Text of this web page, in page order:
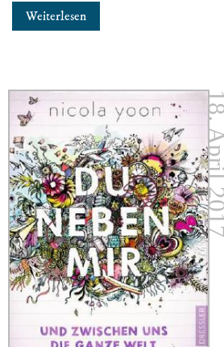
Weiterlesen
18.